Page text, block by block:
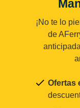
¡No te lo
de
Ofertas